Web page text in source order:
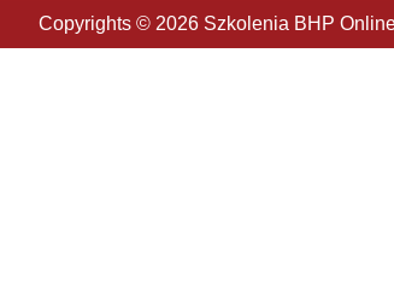
Copyrights © 2026 Szkolenia BHP